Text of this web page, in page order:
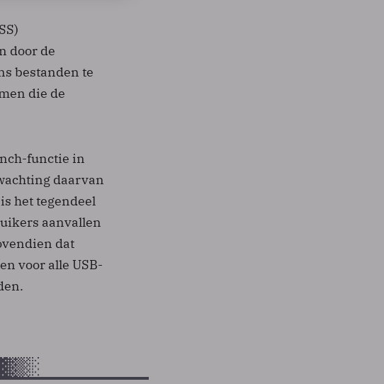
door de
bestanden te
die de
functie in
daarvan
het tegendeel
aanvallen
dat
voor alle USB-